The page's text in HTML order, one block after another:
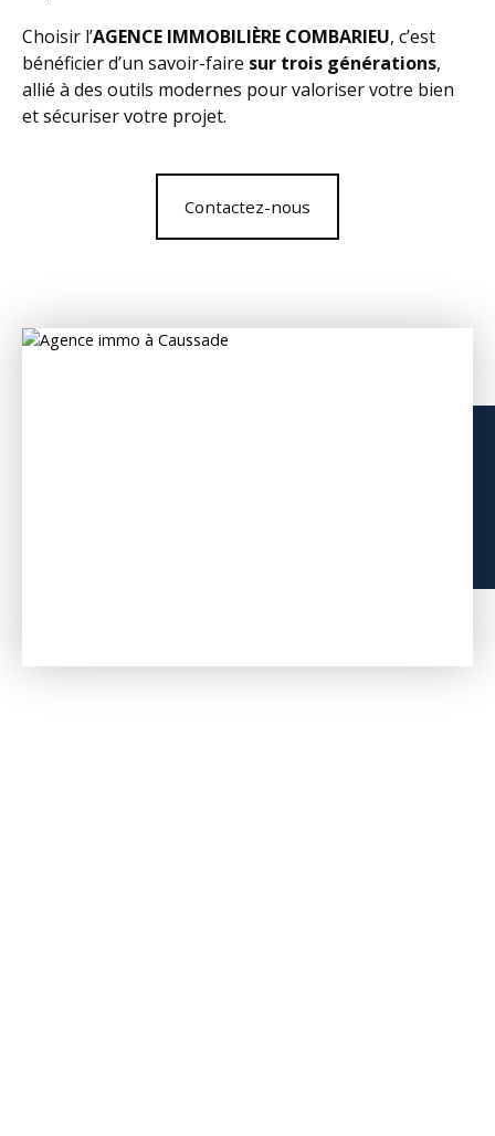
Choisir l’AGENCE IMMOBILIÈRE COMBARIEU, c’est
bénéficier d’un savoir-faire sur trois générations,
allié à des outils modernes pour valoriser votre bien
et sécuriser votre projet.
Contactez-nous